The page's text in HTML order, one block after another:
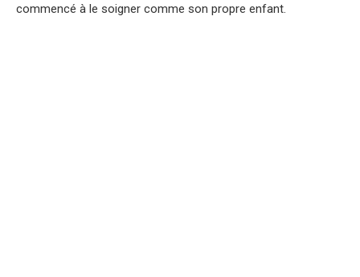
commencé à le soigner comme son propre enfant.